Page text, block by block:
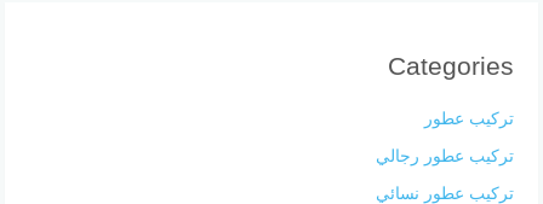
Categories
تركيب عطور
تركيب عطور رجالي
تركيب عطور نسائي